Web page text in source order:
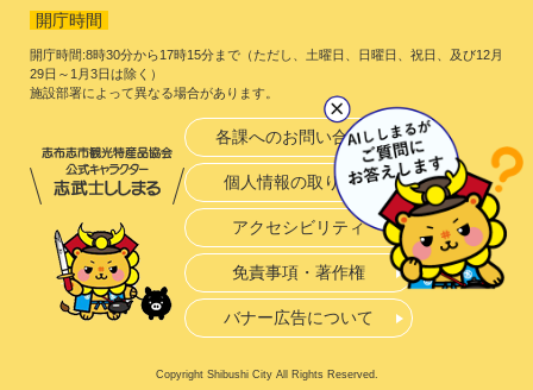
開庁時間
開庁時間:8時30分から17時15分まで（ただし、土曜日、日曜日、祝日、及び12月
29日～1月3日は除く）
施設部署によって異なる場合があります。
各課へのお問い合わせ
個人情報の取り扱い
アクセシビリティ
免責事項・著作権
バナー広告について
Copyright Shibushi City All Rights Reserved.